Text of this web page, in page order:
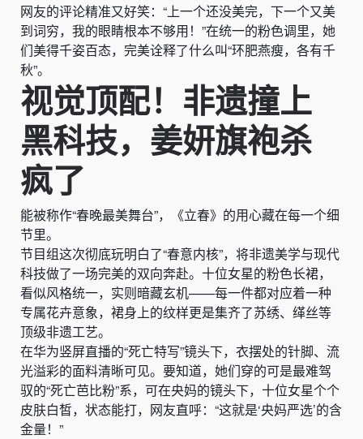
网友的评论精准又好笑：“上一个还没美完，下一个又美
到词穷，我的眼睛根本不够用！”在统一的粉色调里，她
们美得千姿百态，完美诠释了什么叫“环肥燕瘦，各有千
秋”。
视觉顶配！非遗撞上
黑科技，姜妍旗袍杀
疯了
能被称作“春晚最美舞台”，《立春》的用心藏在每一个细
节里。
节目组这次彻底玩明白了“春意内核”，将非遗美学与现代
科技做了一场完美的双向奔赴。十位女星的粉色长裙，
看似风格统一，实则暗藏玄机——每一件都对应着一种
专属花卉意象，裙身上的纹样更是集齐了苏绣、缂丝等
顶级非遗工艺。
在华为竖屏直播的“死亡特写”镜头下，衣摆处的针脚、流
光溢彩的面料清晰可见。要知道，她们穿的可是最难驾
驭的“死亡芭比粉”系，可在央妈的镜头下，十位女星个个
皮肤白皙，状态能打，网友直呼：“这就是‘央妈严选’的含
金量！”